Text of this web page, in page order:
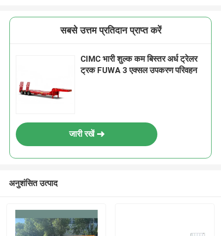
सबसे उत्तम प्रतिदान प्राप्त करें
CIMC भारी शुल्क कम बिस्तर अर्ध ट्रेलर
ट्रक FUWA 3 एक्सल उपकरण परिवहन
जारी रखें
अनुशंसित उत्पाद